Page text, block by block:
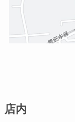
店内